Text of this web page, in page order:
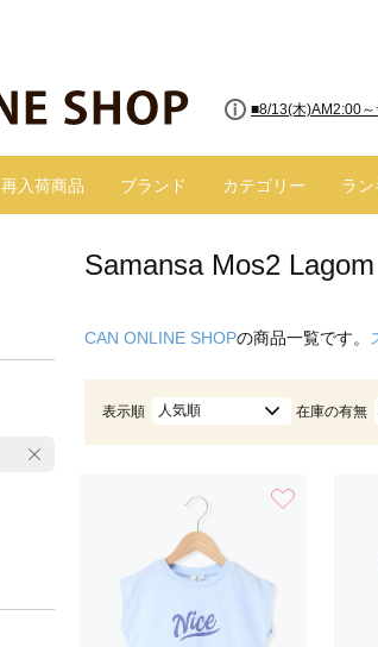
■【お知らせ】ヤ
再入荷商品 ブランド カテゴリー ラ
Samansa Mos2
CAN ONLINE SHOPの商品一覧です。
表示順 人気順 在庫の有無